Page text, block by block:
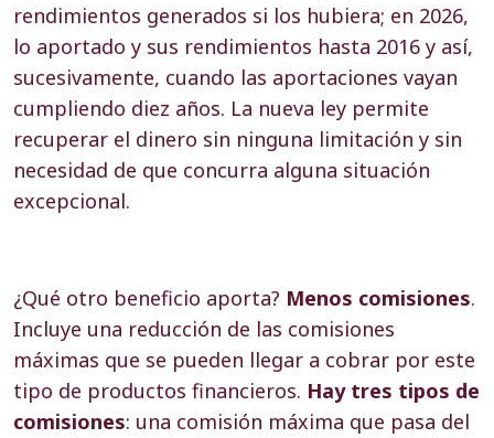
rendimientos generados si los hubiera; en 2026,
lo aportado y sus rendimientos hasta 2016 y así,
sucesivamente, cuando las aportaciones vayan
cumpliendo diez años. La nueva ley permite
recuperar el dinero sin ninguna limitación y sin
necesidad de que concurra alguna situación
excepcional.
¿Qué otro beneficio aporta? Menos comisiones.
Incluye una reducción de las comisiones
máximas que se pueden llegar a cobrar por este
tipo de productos financieros. Hay tres tipos de
comisiones: una comisión máxima que pasa del